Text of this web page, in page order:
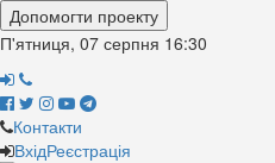
Допомогти проекту
П'ятниця, 07 серпня 16:30
Контакти
ВхідРеєстрація